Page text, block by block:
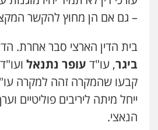
– גם אם הן מחוץ להקשר
בית הדין הארצי סבר אחרת.
ביגר, עו"ד עופר נתנאל ועו"ד
קבעו שהמקרה זהה למקרה
ייחל מיתה ליריבים פוליטיים
הנאצי.